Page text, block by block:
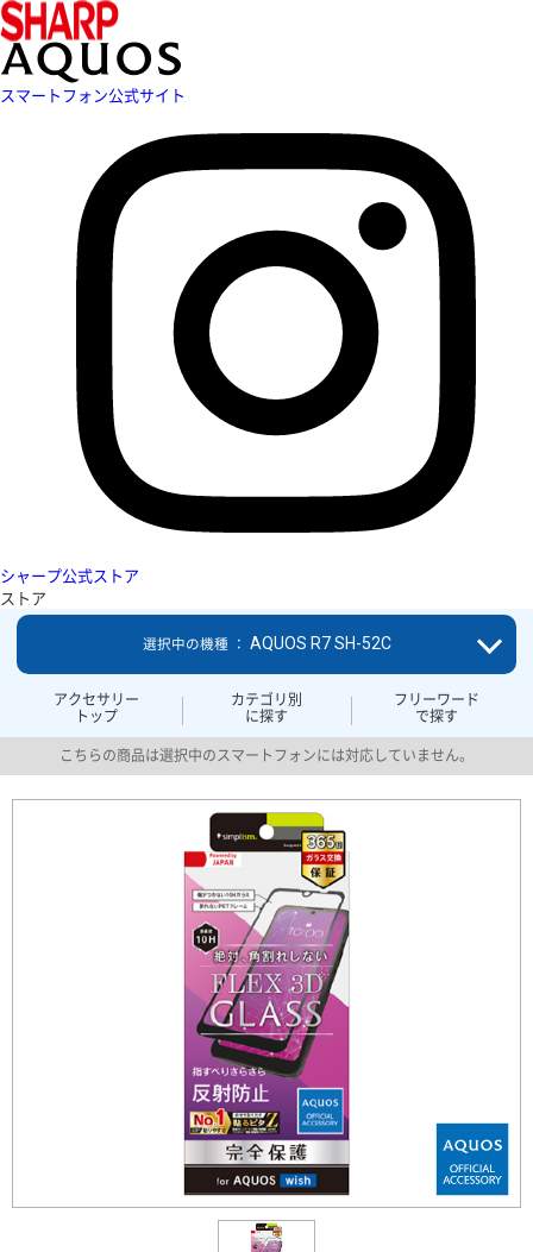
スマートフォン公式サイト
シャープ公式ストア
ストア
アクセサリー
トップ
カテゴリ別
に探す
フリーワード
で探す
選択中の機種 ： AQUOS R7 SH-52C
こちらの商品は選択中のスマートフォンには対応していません。